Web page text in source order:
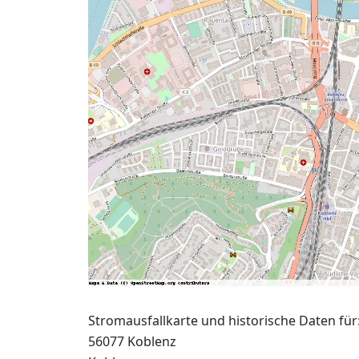
Stromausfallkarte und historische Daten
56077 Koblenz